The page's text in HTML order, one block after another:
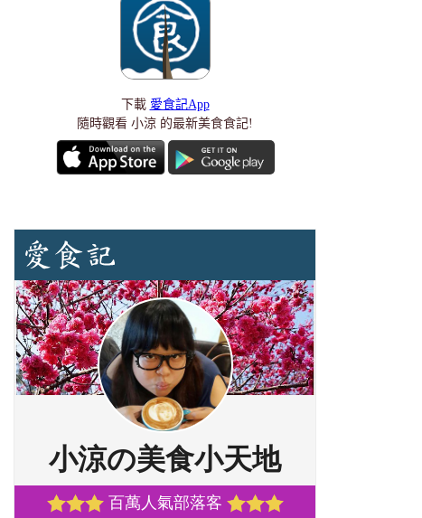
下載 愛食記App
隨時觀看 小涼 的最新美食食記!